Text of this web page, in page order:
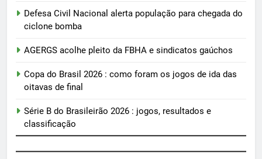
Defesa Civil Nacional alerta população para chegada do
ciclone bomba
AGERGS acolhe pleito da FBHA e sindicatos gaúchos
Copa do Brasil 2026 : como foram os jogos de ida das
oitavas de final
Série B do Brasileirão 2026 : jogos, resultados e
classificação